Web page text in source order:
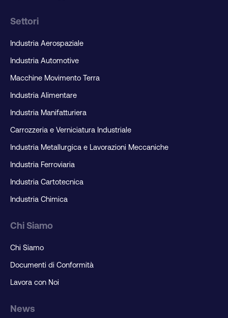
Settori
Industria Aerospaziale
Industria Automotive
Macchine Movimento Terra
Industria Alimentare
Industria Manifatturiera
Carrozzeria e Verniciatura Industriale
Industria Metallurgica e Lavorazioni Meccaniche
Industria Ferroviaria
Industria Cartotecnica
Industria Chimica
Chi Siamo
Chi Siamo
Documenti di Conformità
Lavora con Noi
News